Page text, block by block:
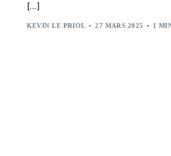
[…]
KEVIN LE PRIOL 27 MARS 2025 1